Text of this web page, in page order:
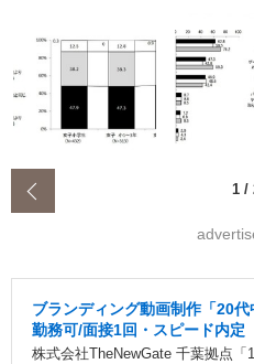
1 /
ブランディング動画制作「20
勤務可/面接1回・スピード内定
株式会社TheNewGate 千葉拠点「